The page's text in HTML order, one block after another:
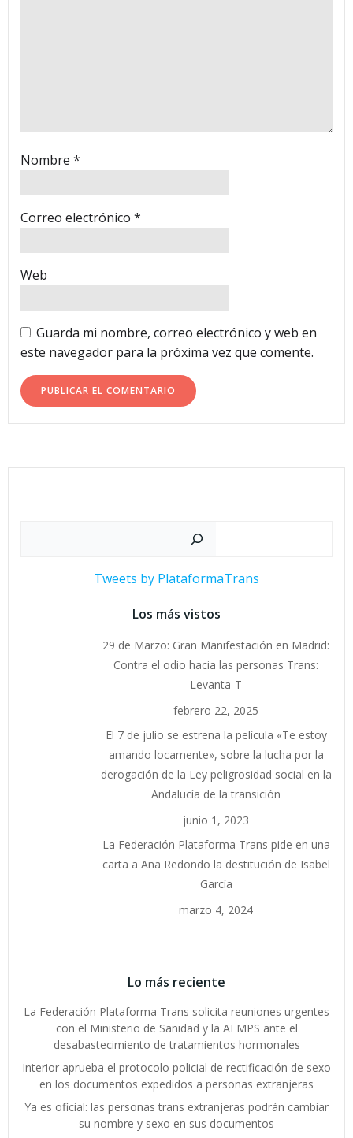
Nombre *
Correo electrónico *
Web
Guarda mi nombre, correo electrónico y web en
este navegador para la próxima vez que comente.
Tweets by PlataformaTrans
Los más vistos
29 de Marzo: Gran Manifestación en Madrid:
Contra el odio hacia las personas Trans:
Levanta-T
febrero 22, 2025
El 7 de julio se estrena la película «Te estoy
amando locamente», sobre la lucha por la
derogación de la Ley peligrosidad social en la
Andalucía de la transición
junio 1, 2023
La Federación Plataforma Trans pide en una
carta a Ana Redondo la destitución de Isabel
García
marzo 4, 2024
Lo más reciente
La Federación Plataforma Trans solicita reuniones urgentes
con el Ministerio de Sanidad y la AEMPS ante el
desabastecimiento de tratamientos hormonales
Interior aprueba el protocolo policial de rectificación de sexo
en los documentos expedidos a personas extranjeras
Ya es oficial: las personas trans extranjeras podrán cambiar
su nombre y sexo en sus documentos